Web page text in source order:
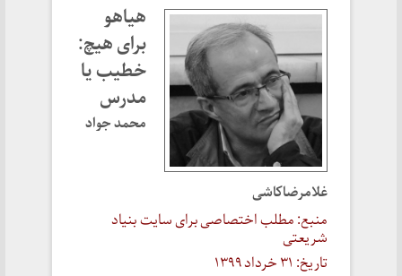
هیاهو
برای هیچ:
خطیب یا
مدرس
محمد جواد
غلامرضاکاشی
منبع: مطلب اختصاصی برای سایت بنیاد
شریعتی
تاریخ: ۳۱ خرداد ۱۳۹۹